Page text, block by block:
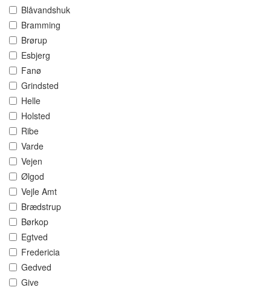
Blåvandshuk
Bramming
Brørup
Esbjerg
Fanø
Grindsted
Helle
Holsted
Ribe
Varde
Vejen
Ølgod
Vejle Amt
Brædstrup
Børkop
Egtved
Fredericia
Gedved
Give